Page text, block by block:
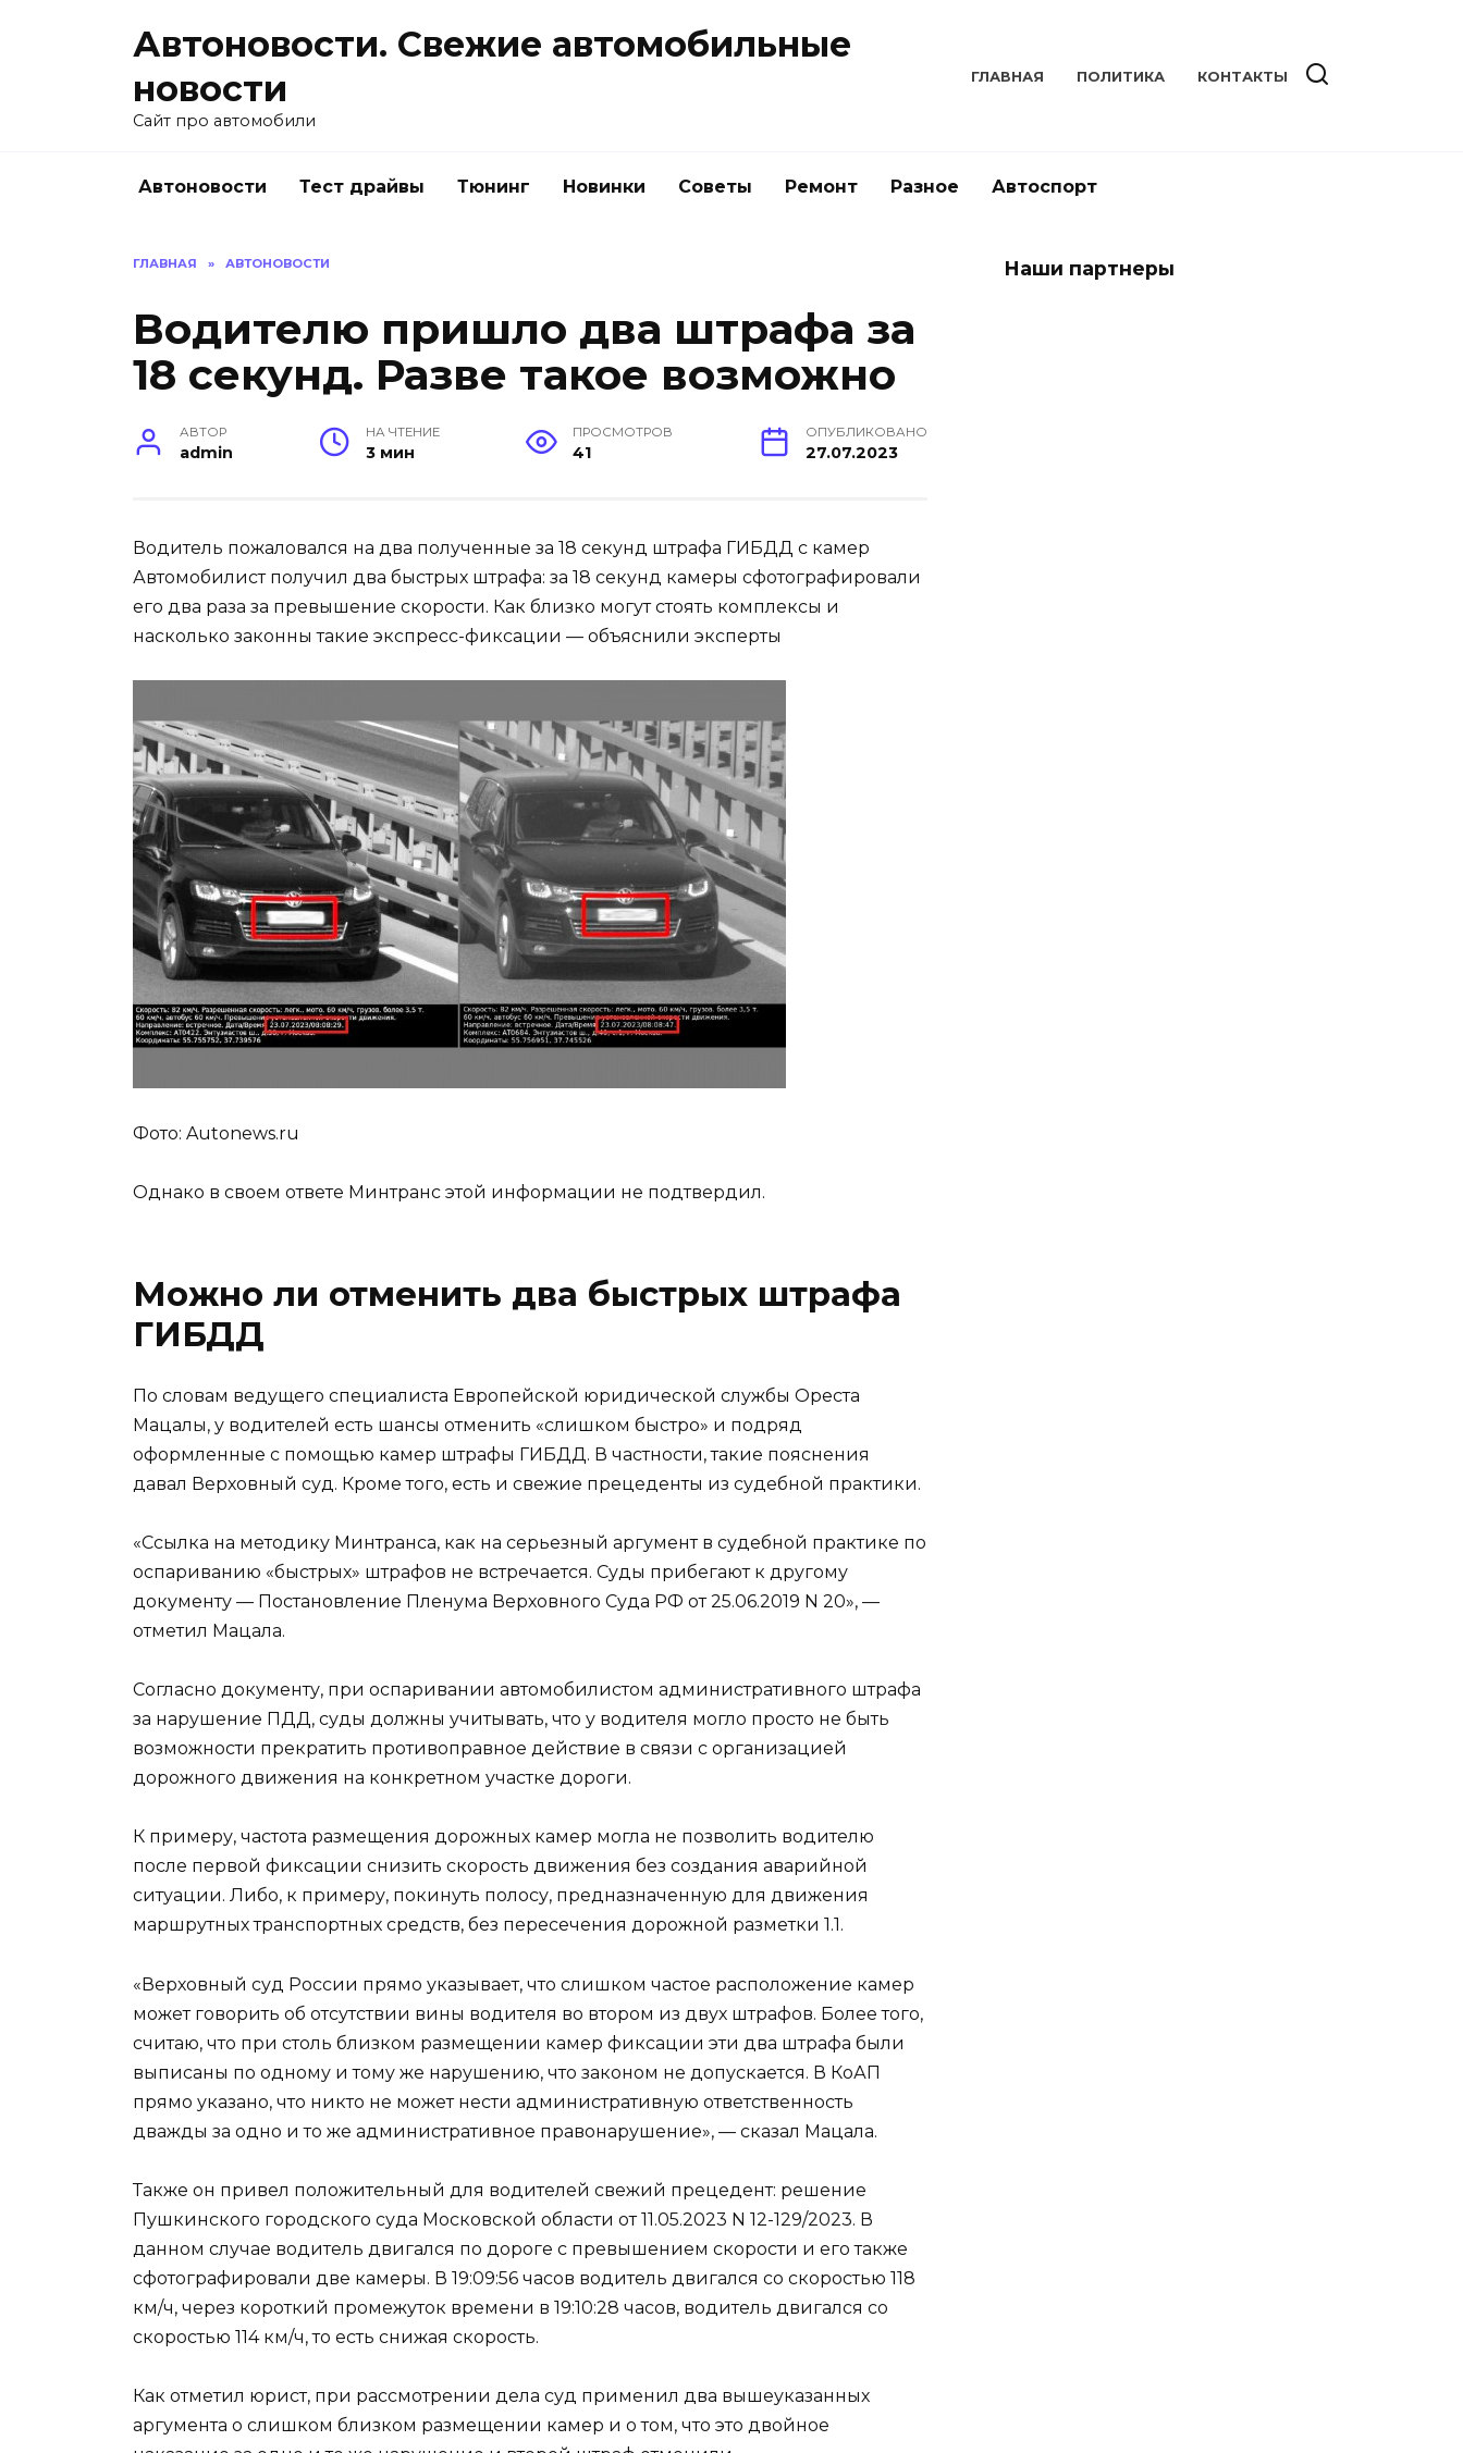
Автоновости. Свежие автомобильные
новости
Сайт про автомобили
ГЛАВНАЯ ПОЛИТИКА КОНТАКТЫ
Автоновости Тест драйвы Тюнинг Новинки Советы Ремонт Разное Автоспорт
ГЛАВНАЯ » АВТОНОВОСТИ
Водителю пришло два штрафа за
18 секунд. Разве такое возможно
АВТОР
admin
НА ЧТЕНИЕ
3 мин
ПРОСМОТРОВ
41
ОПУБЛИКОВАНО
27.07.2023
Водитель пожаловался на два полученные за 18 секунд штрафа ГИБДД с камер
Автомобилист получил два быстрых штрафа: за 18 секунд камеры сфотографировали
его два раза за превышение скорости. Как близко могут стоять комплексы и
насколько законны такие экспресс-фиксации — объяснили эксперты
Фото: Autonews.ru
Однако в своем ответе Минтранс этой информации не подтвердил.
Можно ли отменить два быстрых штрафа
ГИБДД
По словам ведущего специалиста Европейской юридической службы Ореста
Мацалы, у водителей есть шансы отменить «слишком быстро» и подряд
оформленные с помощью камер штрафы ГИБДД. В частности, такие пояснения
давал Верховный суд. Кроме того, есть и свежие прецеденты из судебной практики.
«Ссылка на методику Минтранса, как на серьезный аргумент в судебной практике по
оспариванию «быстрых» штрафов не встречается. Суды прибегают к другому
документу — Постановление Пленума Верховного Суда РФ от 25.06.2019 N 20», —
отметил Мацала.
Согласно документу, при оспаривании автомобилистом административного штрафа
за нарушение ПДД, суды должны учитывать, что у водителя могло просто не быть
возможности прекратить противоправное действие в связи с организацией
дорожного движения на конкретном участке дороги.
К примеру, частота размещения дорожных камер могла не позволить водителю
после первой фиксации снизить скорость движения без создания аварийной
ситуации. Либо, к примеру, покинуть полосу, предназначенную для движения
маршрутных транспортных средств, без пересечения дорожной разметки 1.1.
«Верховный суд России прямо указывает, что слишком частое расположение камер
может говорить об отсутствии вины водителя во втором из двух штрафов. Более того,
считаю, что при столь близком размещении камер фиксации эти два штрафа были
выписаны по одному и тому же нарушению, что законом не допускается. В КоАП
прямо указано, что никто не может нести административную ответственность
дважды за одно и то же административное правонарушение», — сказал Мацала.
Также он привел положительный для водителей свежий прецедент: решение
Пушкинского городского суда Московской области от 11.05.2023 N 12-129/2023. В
данном случае водитель двигался по дороге с превышением скорости и его также
сфотографировали две камеры. В 19:09:56 часов водитель двигался со скоростью 118
км/ч, через короткий промежуток времени в 19:10:28 часов, водитель двигался со
скоростью 114 км/ч, то есть снижая скорость.
Как отметил юрист, при рассмотрении дела суд применил два вышеуказанных
аргумента о слишком близком размещении камер и о том, что это двойное
Наши партнеры